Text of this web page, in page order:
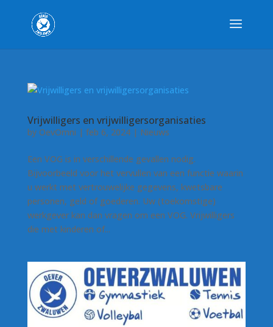
Vrijwilligers en vrijwilligersorganisaties
by OevOmni | feb 6, 2024| Nieuws
Een VOG is in verschillende gevallen nodig.
Bijvoorbeeld voor het vervullen van een functie waarin
u werkt met vertrouwelijke gegevens, kwetsbare
personen, geld of goederen. Uw (toekomstige)
werkgever kan dan vragen om een VOG. Vrijwilligers
die met kinderen of...